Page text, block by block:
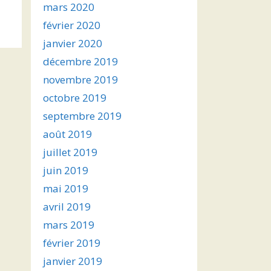
mars 2020
février 2020
janvier 2020
décembre 2019
novembre 2019
octobre 2019
septembre 2019
août 2019
juillet 2019
juin 2019
mai 2019
avril 2019
mars 2019
février 2019
janvier 2019